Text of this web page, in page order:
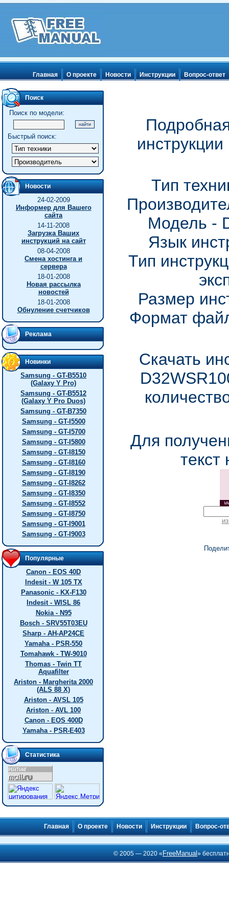
Главная О проекте Новости Инструкции Вопрос-ответ
Поиск
Поиск по модели:
Быстрый поиск:
Новости
24-02-2009
Информер для Вашего
сайта
14-11-2008
Загрузка Ваших
инструкций на сайт
08-04-2008
Смена хостинга и
сервера
18-01-2008
Новая рассылка
новостей
18-01-2008
Обнуление счетчиков
Реклама
Новинки
Samsung - GT-B5510
(Galaxy Y Pro)
Samsung - GT-B5512
(Galaxy Y Pro Duos)
Samsung - GT-B7350
Samsung - GT-I5500
Samsung - GT-I5700
Samsung - GT-I5800
Samsung - GT-I8150
Samsung - GT-I8160
Samsung - GT-I8190
Samsung - GT-I8262
Samsung - GT-I8350
Samsung - GT-I8552
Samsung - GT-I8750
Samsung - GT-I9001
Samsung - GT-I9003
Популярные
Canon - EOS 40D
Indesit - W 105 TX
Panasonic - KX-F130
Indesit - WISL 86
Nokia - N95
Bosch - SRV55T03EU
Sharp - AH-AP24CE
Yamaha - PSR-550
Tomahawk - TW-9010
Thomas - Twin TT
Aquafilter
Ariston - Margherita 2000
(ALS 88 X)
Ariston - AVSL 105
Ariston - AVL 100
Canon - EOS 400D
Yamaha - PSR-E403
Статистика
Тип
Модель -
Язык
Тип
Размер
Формат
Скачать
Для
текст
Главная О проекте Новости Инструкции Вопрос-
© 2005 — 2020 « FreeManual»